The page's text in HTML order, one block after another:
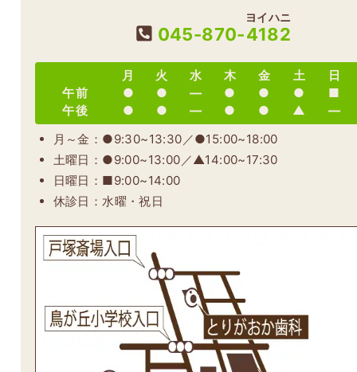
045-870-4182
ヨイハニ
月 火 水 木 金 土
日
午前
● ● ― ● ● ●
■
午後
● ● ― ● ● ▲
―
月～金：●9:30~13:30／●15:00~18:00
土曜日：●9:00~13:00／▲14:00~17:30
日曜日：■9:00~14:00
休診日：水曜・祝日